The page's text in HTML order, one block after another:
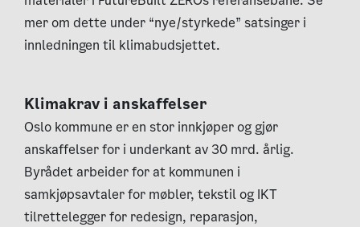
mer om dette under “nye/styrkede” satsinger i
innledningen til klimabudsjettet.
Klimakrav i anskaffelser
Oslo kommune er en stor innkjøper og gjør
anskaffelser for i underkant av 30 mrd. årlig.
Byrådet arbeider for at kommunen i
samkjøpsavtaler for møbler, tekstil og IKT
tilrettelegger for redesign, reparasjon,